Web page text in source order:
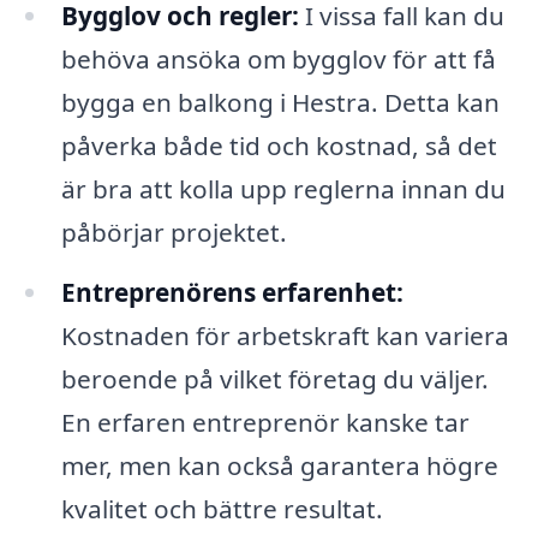
Bygglov och regler: I vissa fall kan du
behöva ansöka om bygglov för att få
bygga en balkong i Hestra. Detta kan
påverka både tid och kostnad, så det
är bra att kolla upp reglerna innan du
påbörjar projektet.
Entreprenörens erfarenhet:
Kostnaden för arbetskraft kan variera
beroende på vilket företag du väljer.
En erfaren entreprenör kanske tar
mer, men kan också garantera högre
kvalitet och bättre resultat.